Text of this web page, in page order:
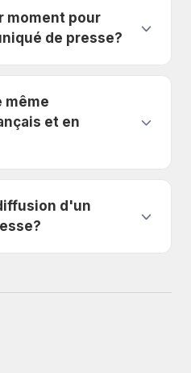
moment pour
de presse?
même
et en
d'un